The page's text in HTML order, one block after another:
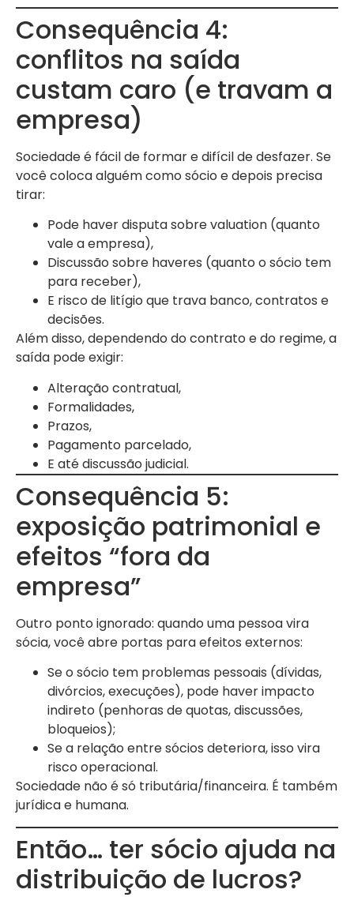
Consequência 4:
conflitos na saída
custam caro (e travam a
empresa)
Sociedade é fácil de formar e difícil de desfazer. Se
você coloca alguém como sócio e depois precisa
tirar:
Pode haver disputa sobre valuation (quanto
vale a empresa),
Discussão sobre haveres (quanto o sócio tem
para receber),
E risco de litígio que trava banco, contratos e
decisões.
Além disso, dependendo do contrato e do regime, a
saída pode exigir:
Alteração contratual,
Formalidades,
Prazos,
Pagamento parcelado,
E até discussão judicial.
Consequência 5:
exposição patrimonial e
efeitos “fora da
empresa”
Outro ponto ignorado: quando uma pessoa vira
sócia, você abre portas para efeitos externos:
Se o sócio tem problemas pessoais (dívidas,
divórcios, execuções), pode haver impacto
indireto (penhoras de quotas, discussões,
bloqueios);
Se a relação entre sócios deteriora, isso vira
risco operacional.
Sociedade não é só tributária/financeira. É também
jurídica e humana.
Então… ter sócio ajuda na
distribuição de lucros?